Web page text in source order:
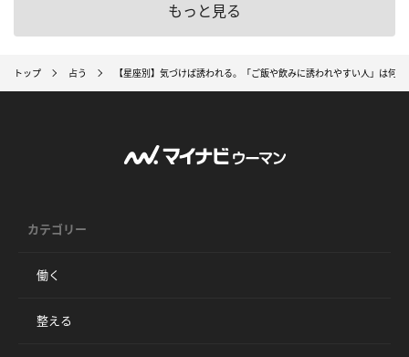
もっと見る
トップ 占う 【星座別】気づけば誘われる。「ご飯や飲みに誘われやすい人」は
カテゴリー
働く
整える